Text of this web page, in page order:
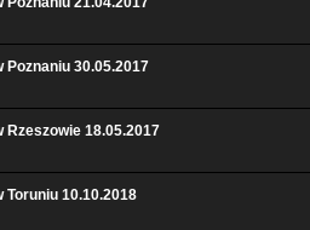
Poznaniu 30.05.2017
Rzeszowie 18.05.2017
Toruniu 10.10.2018